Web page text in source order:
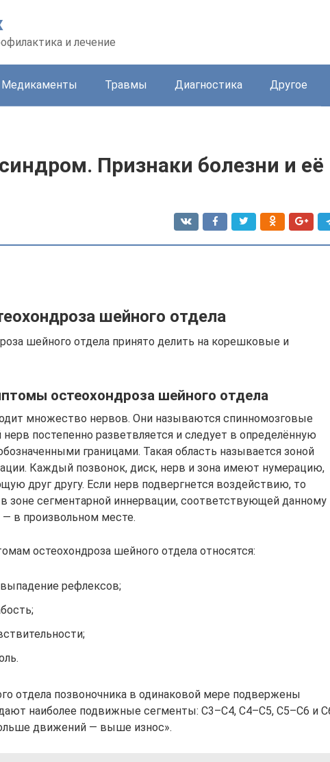
и лечение
Медикаменты Травмы Диагностика Другое
Признаки болезни и её
шейного отдела
шейного отдела принято делить на корешковые и
остеохондроза шейного отдела
множество нервов. Они называются спинномозговые
постепенно разветвляется и следует в определённую
границами. Такая область называется зоной
Каждый позвонок, диск, нерв и зона имеют нумерацию,
друг другу. Если нерв подвергнется воздействию, то
зоне сегментарной иннервации, соответствующей данному
— в произвольном месте.
остеохондроза шейного отдела относятся:
рефлексов;
отдела позвоночника в одинаковой мере подвержены
наиболее подвижные сегменты: С3–С4, С4–С5, С5–С6 и
движений — выше износ».